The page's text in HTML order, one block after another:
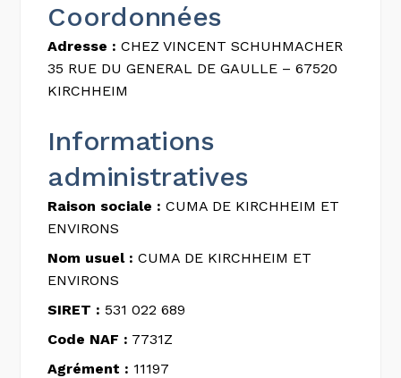
Coordonnées
Adresse : CHEZ VINCENT SCHUHMACHER
35 RUE DU GENERAL DE GAULLE – 67520
KIRCHHEIM
Informations
administratives
Raison sociale : CUMA DE KIRCHHEIM ET
ENVIRONS
Nom usuel : CUMA DE KIRCHHEIM ET
ENVIRONS
SIRET : 531 022 689
Code NAF : 7731Z
Agrément : 11197